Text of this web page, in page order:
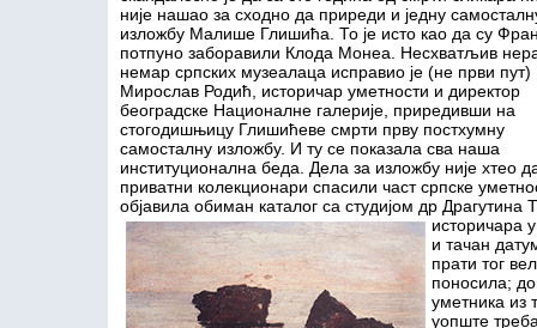
није нашао за сходно да приреди и једну
изложбу Малише Глишића. То је исто као да су
потпуно заборавили Клода Монеа. Несхватљив
немар српских музеалаца исправио је (не први пут)
Мирослав Родић, историчар уметности и директор
београдске Националне галерије, приредивши на
стогодишњицу Глишићеве смрти прву постхумну
самосталну изложбу. И ту се показала сва наша
институционална беда. Дела за изложбу није хтео
приватни колекционари спасили част српске
објавила обиман каталог са студијом др
историчара
и тачан
прати тог
поносила;
уметника из
уопште